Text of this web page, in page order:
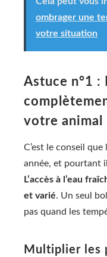
ombrager une
votre situation
Astuce n°1 :
votre animal
C’est le conseil
année, et pourtant
L’accès à l’eau
et varié. Un seul
pas quand les
Multiplier les